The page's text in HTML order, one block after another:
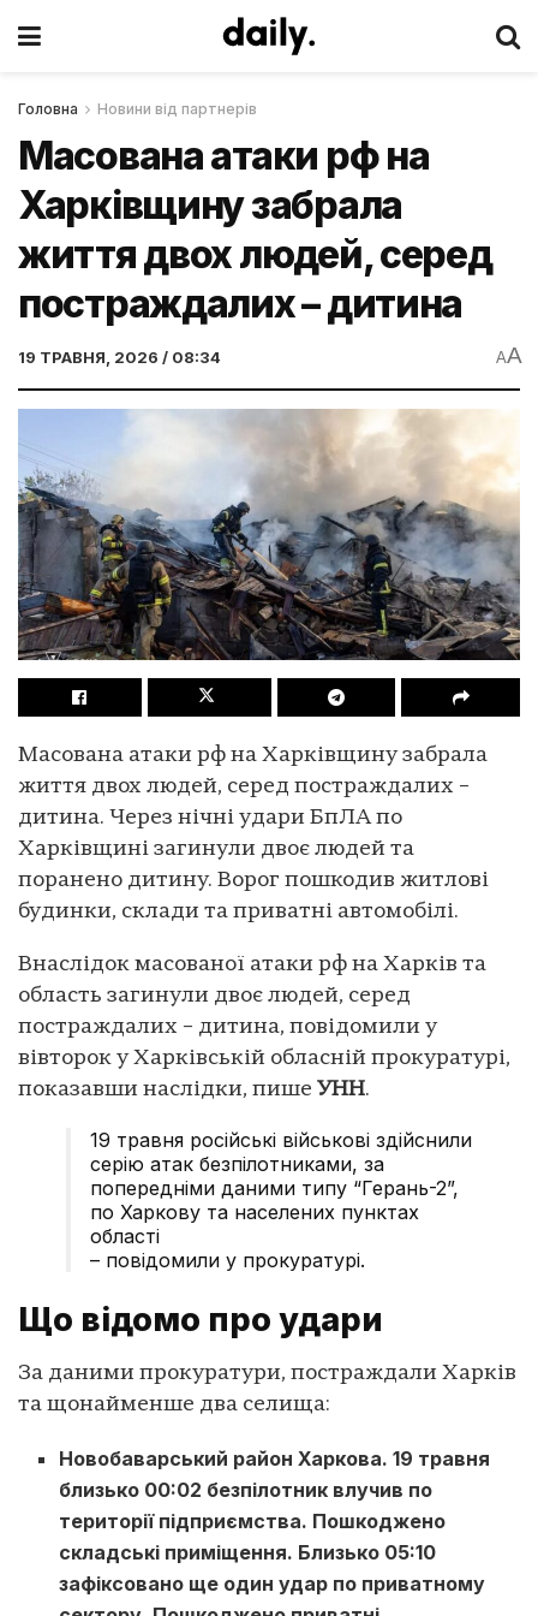
Головна Новини від партнерів
Масована атаки рф на
Харківщину забрала
життя двох людей, серед
постраждалих – дитина
19 ТРАВНЯ, 2026 / 08:34 AA
Масована атаки рф на Харківщину забрала
життя двох людей, серед постраждалих –
дитина. Через нічні удари БпЛА по
Харківщині загинули двоє людей та
поранено дитину. Ворог пошкодив житлові
будинки, склади та приватні автомобілі.
Внаслідок масованої атаки рф на Харків та
область загинули двоє людей, серед
постраждалих – дитина, повідомили у
вівторок у Харківській обласній прокуратурі,
показавши наслідки, пише УНН.
19 травня російські військові здійснили
серію атак безпілотниками, за
попередніми даними типу “Герань-2”,
по Харкову та населених пунктах
області
– повідомили у прокуратурі.
Що відомо про удари
За даними прокуратури, постраждали Харків
та щонайменше два селища:
Новобаварський район Харкова. 19 травня
близько 00:02 безпілотник влучив по
території підприємства. Пошкоджено
складські приміщення. Близько 05:10
зафіксовано ще один удар по приватному